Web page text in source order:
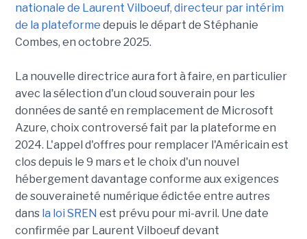
nationale de Laurent Vilboeuf, directeur par intérim
de la plateforme depuis le départ de Stéphanie
Combes, en octobre 2025.
La nouvelle directrice aura fort à faire, en particulier
avec la sélection d'un cloud souverain pour les
données de santé en remplacement de Microsoft
Azure, choix controversé fait par la plateforme en
2024. L'appel d'offres pour remplacer l'Américain est
clos depuis le 9 mars et le choix d'un nouvel
hébergement davantage conforme aux exigences
de souveraineté numérique édictée entre autres
dans la loi SREN est prévu pour mi-avril. Une date
confirmée par Laurent Vilboeuf devant